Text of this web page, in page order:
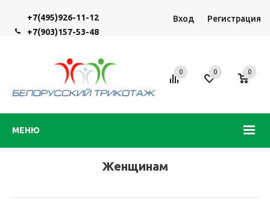
+7(495)926-11-12
+7(903)157-53-48
Вход Регистрация
МЕНЮ
0 0 0
Женщинам